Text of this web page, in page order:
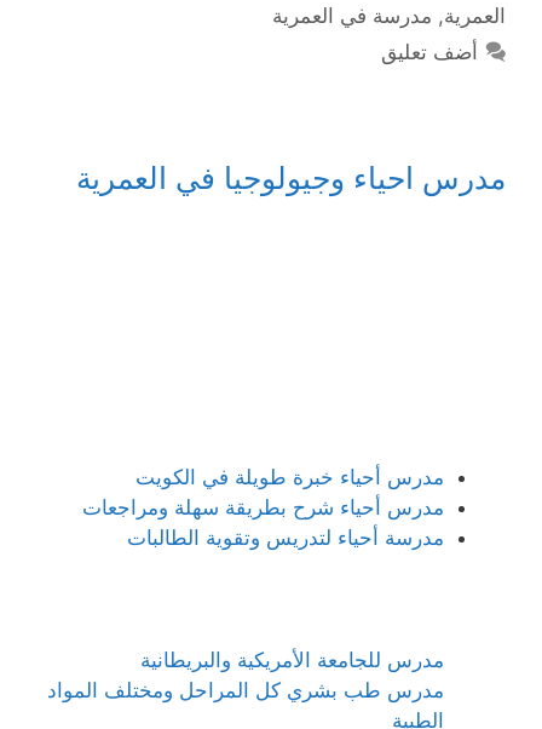
العمرية, مدرسة في العمرية
أضف تعليق
مدرس احياء وجيولوجيا في العمرية
مدرس أحياء خبرة طويلة في الكويت
مدرس أحياء شرح بطريقة سهلة ومراجعات
مدرسة أحياء لتدريس وتقوية الطالبات
مدرس للجامعة الأمريكية والبريطانية
مدرس طب بشري كل المراحل ومختلف المواد
الطبية